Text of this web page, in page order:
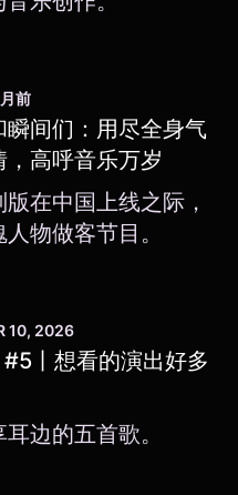
前
瞬间们：用尽全身气
，高呼音乐万岁
在中国上线之际，
物做客节目。
10, 2026
丨想看的演出好多
边的五首歌。